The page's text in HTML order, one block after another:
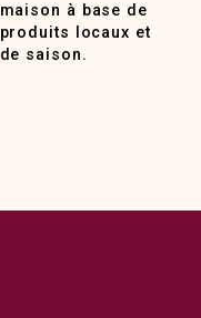
maison à base de
produits locaux et
de saison.